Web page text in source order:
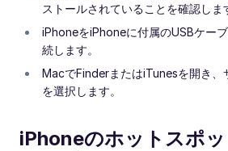
ストールされていることを確認しま
iPhoneをiPhoneに付属のUSBケー
続します。
MacでFinderまたはiTunesを開き、
を選択します。
iPhoneのホットスポ